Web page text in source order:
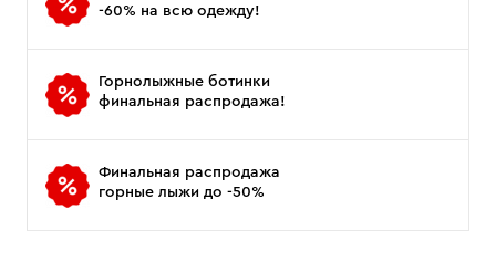
-60% на всю одежду!
Горнолыжные ботинки
финальная распродажа!
Финальная распродажа
горные лыжи до -50%